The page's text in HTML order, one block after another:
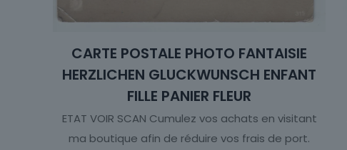
CARTE POSTALE PHOTO FANTAISIE
HERZLICHEN GLUCKWUNSCH ENFANT
FILLE PANIER FLEUR
ETAT VOIR SCAN Cumulez vos achats en visitant
ma boutique afin de réduire vos frais de port.